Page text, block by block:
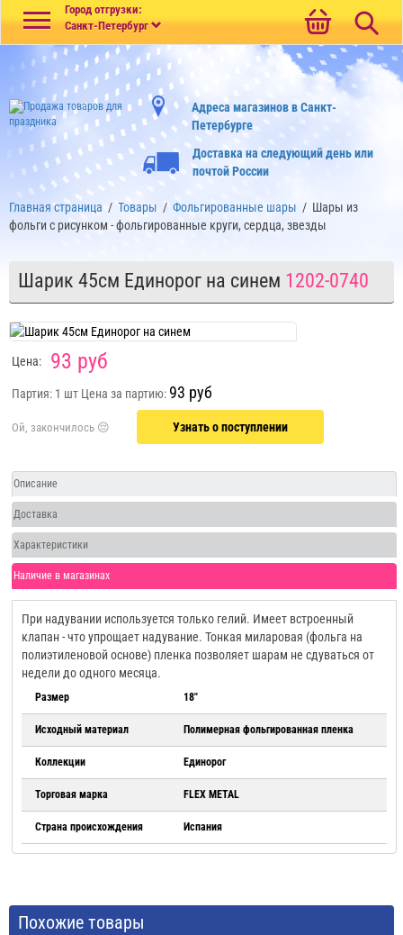
Город отгрузки:
Санкт-Петербург
Адреса магазинов в Санкт-
Петербурге
Доставка на следующий день или
почтой России
Главная страница / Товары / Фольгированные шары / Шары из
фольги с рисунком - фольгированные круги, сердца, звезды
Шарик 45см Единорог на синем 1202-0740
Цена: 93 руб
Партия: 1 шт Цена за партию: 93 руб
Узнать о поступлении
Описание
Доставка
Характеристики
Наличие в магазинах
При надувании используется только гелий. Имеет встроенный
клапан - что упрощает надувание. Тонкая миларовая (фольга на
полиэтиленовой основе) пленка позволяет шарам не сдуваться от
недели до одного месяца.
Размер 18"
Исходный материал Полимерная фольгированная пленка
Коллекции Единорог
Торговая марка FLEX METAL
Страна происхождения Испания
Похожие товары